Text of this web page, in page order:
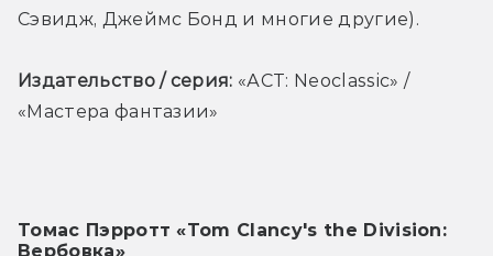
Сэвидж, Джеймс Бонд и многие другие).
Издательство / серия: «АСТ: Neoclassic» /
«Мастера фантазии»
Томас Пэрротт «Tom Clancy's the Division:
Вербовка»